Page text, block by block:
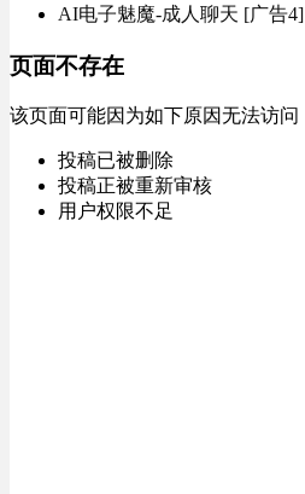
AI电子魅魔-成人聊天 [广告4]
页面不存在
该页面可能因为如下原因无法访问
投稿已被删除
投稿正被重新审核
用户权限不足